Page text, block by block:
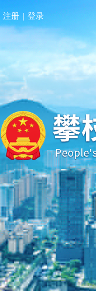
注册 | 登录